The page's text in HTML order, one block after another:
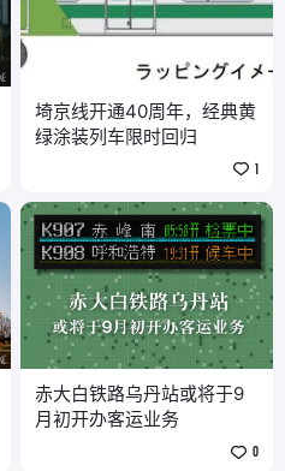
埼京线开通40周年，经典黄
绿涂装列车限时回归
1
赤大白铁路乌丹站或将于9
月初开办客运业务
0